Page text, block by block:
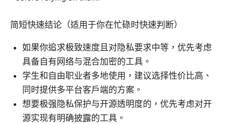
简短快速结论（适用于你在忙碌时快速判断）
如果你追求极致速度且对隐私要求中等，优先考虑
具备自有网络与混合加密的工具。
学生和自由职业者多地使用，建议选择性价比高、
同时提供多平台客户端的方案。
想要极强隐私保护与开源透明度的，优先考虑对开
源实现有明确披露的工具。